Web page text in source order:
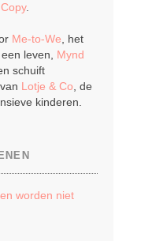
.
Me-to-We, het
leven, Mynd
schuift
Lotje & Co, de
kinderen.
worden niet